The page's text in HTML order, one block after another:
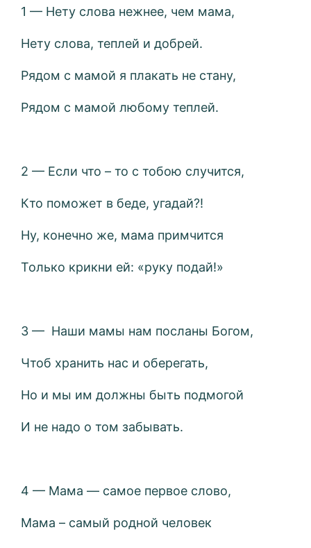
1 — Нету слова нежнее, чем мама,
Нету слова, теплей и добрей.
Рядом с мамой я плакать не стану,
Рядом с мамой любому теплей.
2 — Если что – то с тобою случится,
Кто поможет в беде, угадай?!
Ну, конечно же, мама примчится
Только крикни ей: «руку подай!»
3 — Наши мамы нам посланы Богом,
Чтоб хранить нас и оберегать,
Но и мы им должны быть подмогой
И не надо о том забывать.
4 — Мама — самое первое слово,
Мама – самый родной человек